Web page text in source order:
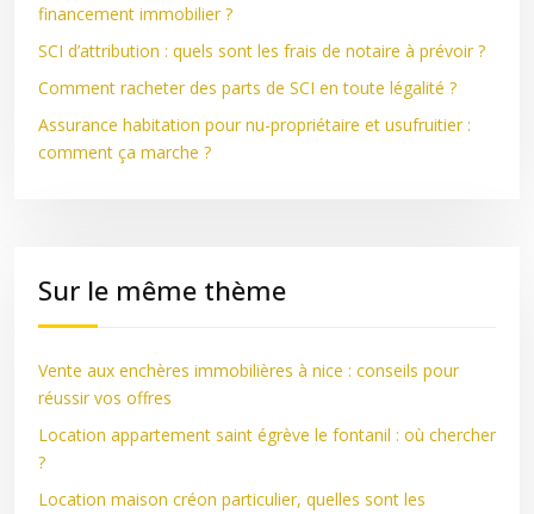
financement immobilier ?
SCI d’attribution : quels sont les frais de notaire à prévoir ?
Comment racheter des parts de SCI en toute légalité ?
Assurance habitation pour nu-propriétaire et usufruitier :
comment ça marche ?
Sur le même thème
Vente aux enchères immobilières à nice : conseils pour
réussir vos offres
Location appartement saint égrève le fontanil : où chercher
?
Location maison créon particulier, quelles sont les